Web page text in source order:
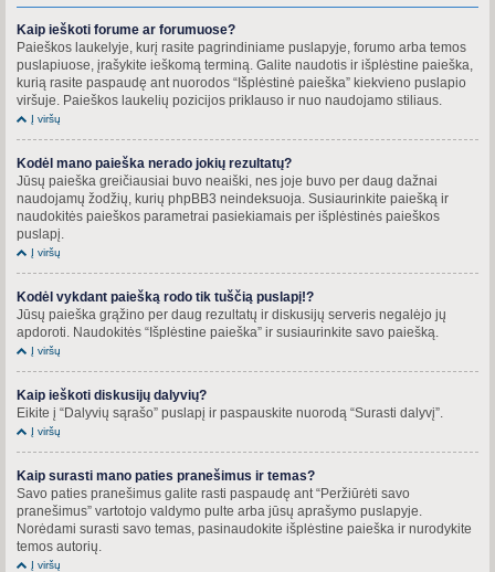
Kaip ieškoti forume ar forumuose?
Paieškos laukelyje, kurį rasite pagrindiniame puslapyje, forumo arba temos
puslapiuose, įrašykite ieškomą terminą. Galite naudotis ir išplėstine paieška,
kurią rasite paspaudę ant nuorodos “Išplėstinė paieška” kiekvieno puslapio
viršuje. Paieškos laukelių pozicijos priklauso ir nuo naudojamo stiliaus.
Į viršų
Kodėl mano paieška nerado jokių rezultatų?
Jūsų paieška greičiausiai buvo neaiški, nes joje buvo per daug dažnai
naudojamų žodžių, kurių phpBB3 neindeksuoja. Susiaurinkite paiešką ir
naudokitės paieškos parametrai pasiekiamais per išplėstinės paieškos
puslapį.
Į viršų
Kodėl vykdant paiešką rodo tik tuščią puslapį!?
Jūsų paieška grąžino per daug rezultatų ir diskusijų serveris negalėjo jų
apdoroti. Naudokitės “Išplėstine paieška” ir susiaurinkite savo paiešką.
Į viršų
Kaip ieškoti diskusijų dalyvių?
Eikite į “Dalyvių sąrašo” puslapį ir paspauskite nuorodą “Surasti dalyvį”.
Į viršų
Kaip surasti mano paties pranešimus ir temas?
Savo paties pranešimus galite rasti paspaudę ant “Peržiūrėti savo
pranešimus” vartotojo valdymo pulte arba jūsų aprašymo puslapyje.
Norėdami surasti savo temas, pasinaudokite išplėstine paieška ir nurodykite
temos autorių.
Į viršų